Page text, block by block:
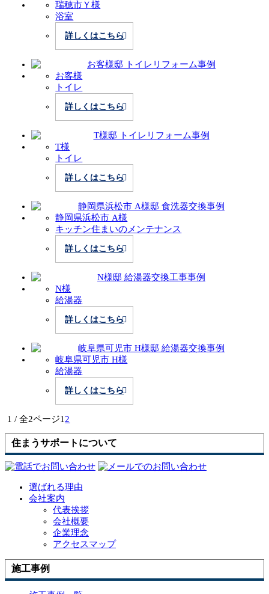
瑞穂市Ｙ様
浴室
詳しくはこちら
お客様
トイレ
詳しくはこちら
T様
トイレ
詳しくはこちら
静岡県浜松市 A様
キッチン住まいのメンテナンス
詳しくはこちら
N様
給湯器
詳しくはこちら
岐阜県可児市 H様
給湯器
詳しくはこちら
1 / 全2ページ12
住まうサポートについて
選ばれる理由
会社案内
代表挨拶
会社概要
企業理念
アクセスマップ
施工事例